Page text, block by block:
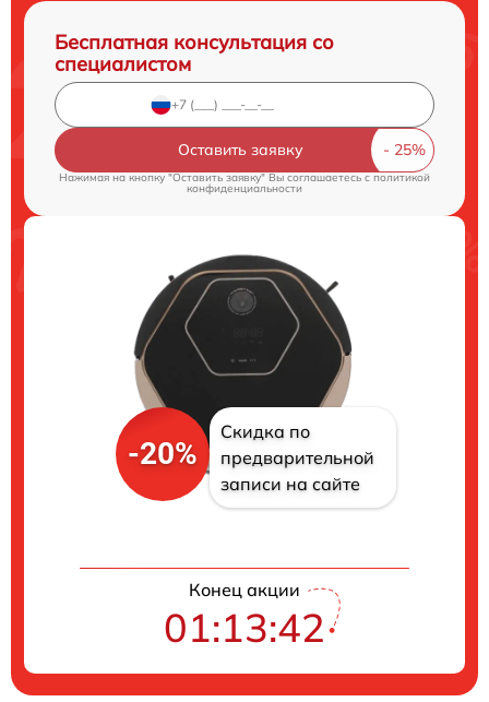
Бесплатная консультация со
специалистом
Оставить заявку
Нажимая на кнопку "Оставить заявку" Вы соглашаетесь cполитикой
конфиденциальности
-20%
Скидка по
предварительной
записи на сайте
Конец акции
01:13:42